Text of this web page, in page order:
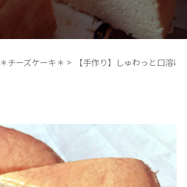
＊チーズケーキ＊ > 【手作り】しゅわっと口溶